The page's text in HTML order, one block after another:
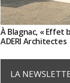
À Blagnac, « Effet
ADERI Architectes
LA